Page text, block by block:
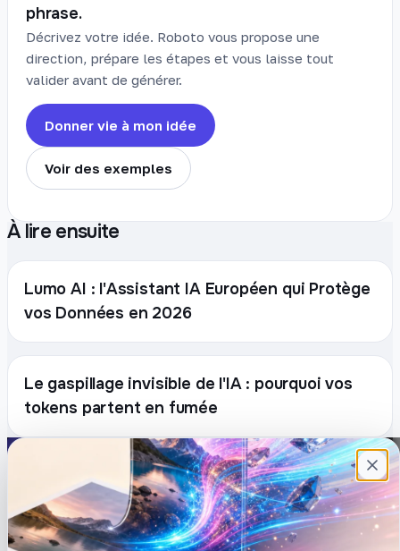
phrase.
Décrivez votre idée. Roboto vous propose une
direction, prépare les étapes et vous laisse tout
valider avant de générer.
Donner vie à mon idée
Voir des exemples
À lire ensuite
Lumo AI : l'Assistant IA Européen qui Protège
vos Données en 2026
Le gaspillage invisible de l'IA : pourquoi vos
tokens partent en fumée
Plateforme française de création de
contenu avec l’IA. Demandez, Roboto crée.
DÉCOUVRIR COMPTE